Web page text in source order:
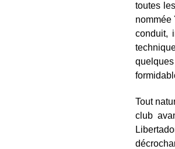
toutes
nommée
conduit,
Tout
club